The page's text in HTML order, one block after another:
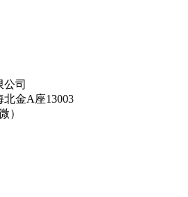
司
金A座13003
）